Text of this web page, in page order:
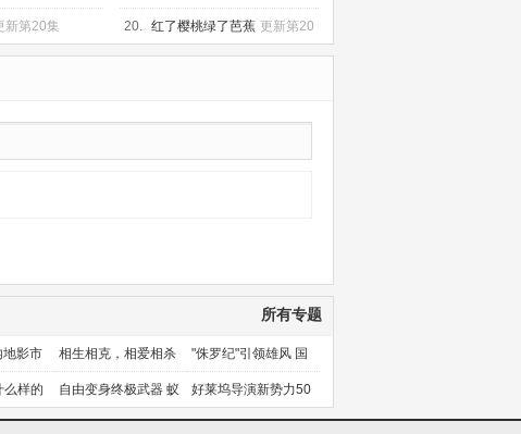
新第20集 20. 红了樱桃绿了芭蕉 更新第20
集
所有专题
影市 相生相克，相爱相杀 "侏罗纪"引领雄风 国
产片下旬逆袭
么样的 自由变身终极武器 蚁
人能力使用者大盘点
好莱坞导演新势力50
人上篇